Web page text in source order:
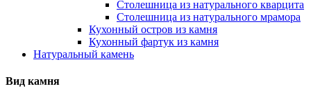
Столешница из натурального кварцита
Столешница из натурального мрамора
Кухонный остров из камня
Кухонный фартук из камня
Натуральный камень
Вид камня